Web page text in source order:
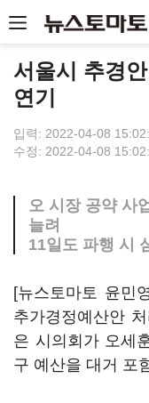
서울시 추경
연기
입력: 2022-04-08
수정: 2022-04-08
오 시장 공약 사
늘려
11일도 파행 시
[뉴스토마토 윤민
추가경정예산안
은 시의회가 오세
구 예산을 대거 포